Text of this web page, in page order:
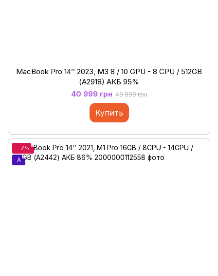
MacBook Pro 14’’ 2023, M3 8 / 10 GPU - 8 CPU / 512GB
(А2918) АКБ 95%
40 999 грн 49 999 грн
Купить
−7%
A